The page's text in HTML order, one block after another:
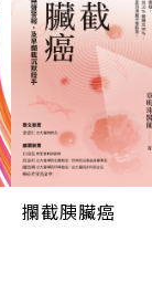
攔截胰臟癌